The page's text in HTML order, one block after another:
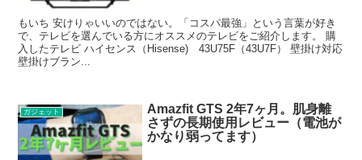
もいち 安けりゃいいのではない。「コスパ最強」という言葉が好き
で、テレビを選んでいる方にオススメのテレビをご紹介します。 購
入したテレビ ハイセンス（Hisense) 43U75F（43U7F） 壁掛け対応
壁掛けブラン...
ガジェット
Amazfit GTS 2年7ヶ月。肌身離
さずの長期使用レビュー（電池が
かなり弱ってます）